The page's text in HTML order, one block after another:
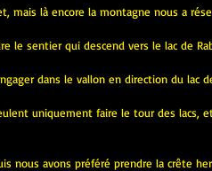
mais là encore la montagne nous a
le sentier qui descend vers le lac de
dans le vallon en direction du lac
uniquement faire le tour des lacs,
nous avons préféré prendre la crête